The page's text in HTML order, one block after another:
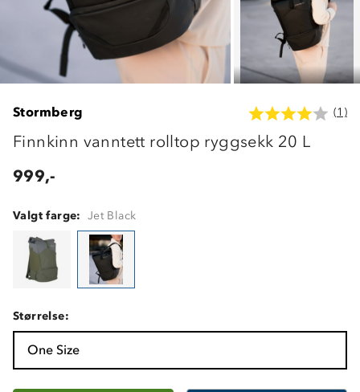
Stormberg (1)
Finnkinn vanntett rolltop ryggsekk 20 L
999,-
Valgt farge: Jet Black
Størrelse:
One Size